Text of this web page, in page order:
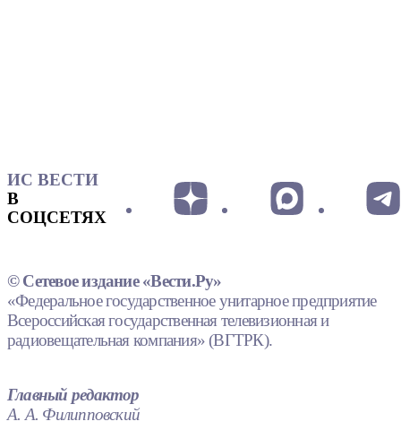
ИС ВЕСТИ
В
СОЦСЕТЯХ
© Сетевое издание «Вести.Ру»
«Федеральное государственное унитарное предприятие
Всероссийская государственная телевизионная и
радиовещательная компания» (ВГТРК).
Главный редактор
А. А. Филипповский